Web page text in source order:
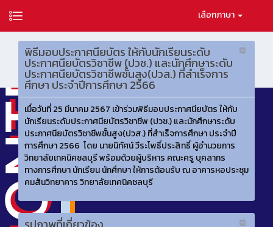
เลือกภาษา
พิธีมอบประกาศนียบัตร ให้กับนักเรียนระดับ
ประกาศนียบัตรวิชาชีพ (ปวช.) และนักศึกษาระดับ
ประกาศนียบัตรวิชาชีพชั้นสูง(ปวส.) ที่สำเร็จการ
ศึกษา ประจำปีการศึกษา 2566
เมื่อวันที่ 25 มีนาคม 2567 เข้าร่วมพิธีมอบประกาศนียบัตร ให้กับ
นักเรียนระดับประกาศนียบัตรวิชาชีพ (ปวช.) และนักศึกษาระดับ
ประกาศนียบัตรวิชาชีพชั้นสูง(ปวส.) ที่สำเร็จการศึกษา ประจำปี
การศึกษา 2566 โดย นายนิทัศน์ วีระโพธิ์ประสิทธิ์ ผู้อำนวยการ
วิทยาลัยเทคนิคชลบุรี พร้อมด้วยผู้บริหาร คณะครู บุคลากร
ทางการศึกษา นักเรียน นักศึกษา ให้การต้อนรับ ณ อาคารหอประชุม
คมสันวิทยาคาร วิทยาลัยเทคนิคชลบุรี